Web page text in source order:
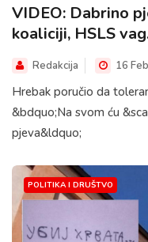
VIDEO: Dabrino
koaliciji, HSLS
Redakcija 16
Hrebak poručio da
&bdquo;Na svom ću
pjeva&ldquo;
POLITIKA I DRUŠTVO